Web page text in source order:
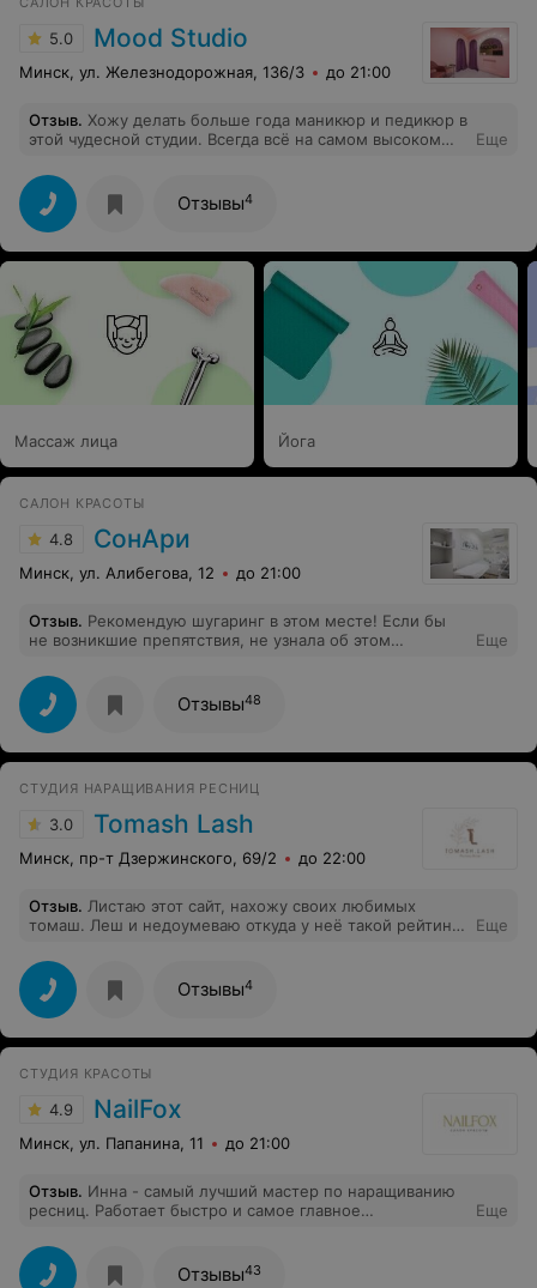
5.0 Mood Studio
Минск, ул. Железнодорожная, 136/3 до 21:00
Отзыв. Хожу делать больше года маникюр и педикюр в
этой чудесной студии. Всегда всё на самом высоком
Дарья
Еще
Отзывы4
Массаж лица Йога
САЛОН КРАСОТЫ
4.8 СонАри
Минск, ул. Алибегова, 12 до 21:00
Отзыв. Рекомендую шугаринг в этом месте! Если бы
не возникшие препятствия, не узнала об этом
Золотые руки! Процедура прошла быстро, качественно
с музыкой и цветочными ароматами. Можно сравнить
с медитацией)) Искренне желаю мастеру постоянных
и приятных клиентов!
Еще
Отзывы48
СТУДИЯ НАРАЩИВАНИЯ РЕСНИЦ
3.0 Tomash Lash
Минск, пр-т Дзержинского, 69/2 до 22:00
Отзыв. Листаю этот сайт, нахожу своих любимых
томаш. Леш и недоумеваю откуда у неё такой рейтинг.
которой я бы поставила и 10 баллов из 10. Делаю
наращивание ресниц уже года два у Валерии, никогда
не уходила с красными глазами, ощущением
дискомфорта или с опахалами до век. Более приятного
мастера в жизни не встречала. Наращивала ресницы
нареканий не было. Студии процветания, много
приятных клиентов и меньше завистников.
Еще
Отзывы4
СТУДИЯ КРАСОТЫ
4.9 NailFox
Минск, ул. Папанина, 11 до 21:00
Отзыв. Инна - самый лучший мастер по наращиванию
ресниц. Работает быстро и самое главное
просто замечательно, спасибо огромное! Обязательно
приду ещё!
Еще
Отзывы43